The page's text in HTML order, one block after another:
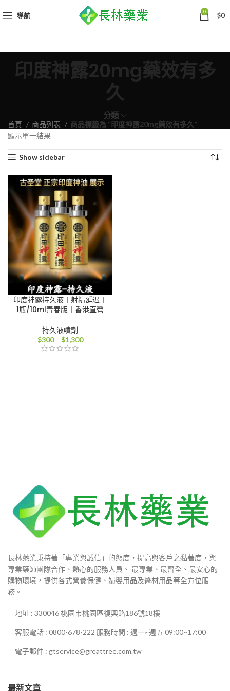
導航 0 $0
印度神露20mg藥效有多
久
分類
首頁 商品列表
商品標籤為 “印度神露20mg藥效有多久”
顯示單一結果
Show sidebar
印度神露持久液丨射精延迟丨
1瓶/10ml青春版丨香港直營
持久液噴劑
$300 – $1,300價
長林藥業秉持著「專業與誠信」的態度，提高與客戶之黏著度，與
專業藥師團隊合作、熱心的服務人員、 最專業、最齊全、最安心的
購物環境，提供各式營養保健、婦嬰用品及醫材用品等全方位服
務。
地址 : 330046 桃園市桃園區復興路186號18樓
客服電話 : 0800-678-222 服務時間 : 週一~週五 09:00~17:00
電子郵件 : gtservice@greattree.com.tw
最新文章